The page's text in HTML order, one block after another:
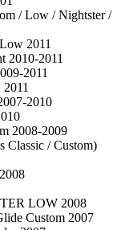
/ Low / Nightster /
2011
2010-2011
2011
2010
2008-2009
Classic / Custom)
LOW 2008
Custom 2007